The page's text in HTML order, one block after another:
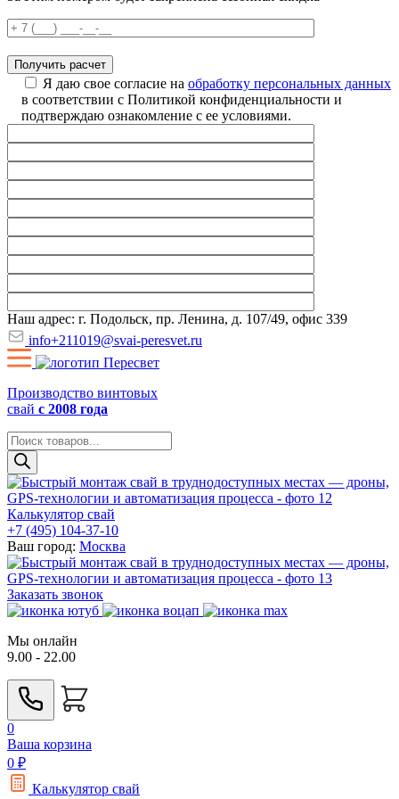
Я даю свое согласие на обработку персональных данных
в соответствии с Политикой конфиденциальности и
подтверждаю ознакомление с ее условиями.
Наш адрес: г. Подольск, пр. Ленина, д. 107/49, офис 339
info+211019@svai-peresvet.ru
Производство винтовых
свай с 2008 года
Поиск
товаров
Калькулятор свай
+7 (495) 104-37-10
Ваш город: Москва
Заказать звонок
Мы онлайн
9.00 - 22.00
0
Ваша корзина
0 ₽
Калькулятор свай